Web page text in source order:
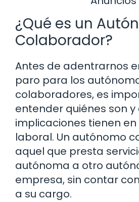
¿Qué es un
Colaborador?
Antes de adentrarnos
paro para los
colaboradores, es
entender quiénes son y
implicaciones tienen
laboral. Un autónomo
aquel que presta
autónoma a otro
empresa, sin contar
a su cargo.